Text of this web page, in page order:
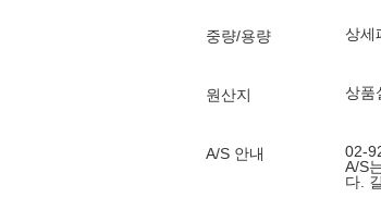
중량/용량 상세
원산지 상품
A/S 안내
02-
A/S
다.